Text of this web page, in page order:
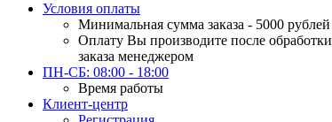
Условия оплаты
Минимальная сумма заказа - 5000 рублей
Оплату Вы производите после обработки
заказа менеджером
ПН-СБ: 08:00 - 18:00
Время работы
Клиент-центр